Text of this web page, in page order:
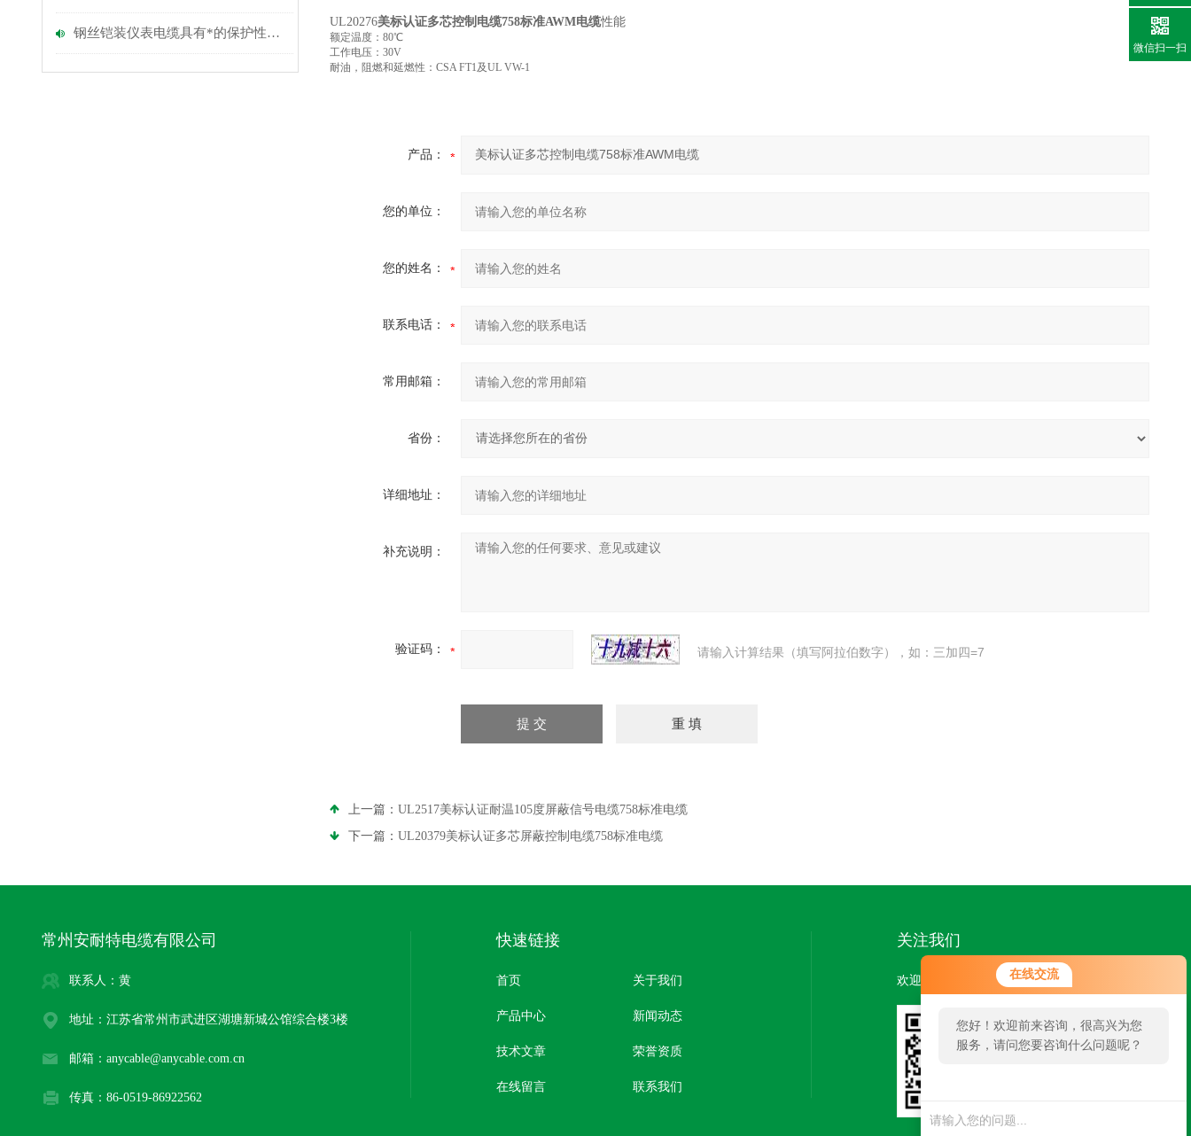
在线交流
您好！欢迎前来咨询，很高兴为您
服务，请问您要咨询什么问题呢？
钢丝铠装仪表电缆具有*的保护性能和适应环境的能力
UL20276美标认证多芯控制电缆758标准AWM电缆性能
额定温度： 80℃
工作电压： 30V
耐油，阻燃和延燃性： CSA FT1及UL VW-1
产品：
您的单位：
您的姓名：
联系电话：
常用邮箱：
省份：
详细地址：
补充说明：
验证码： 请输入计算结果（填写阿拉伯数字），如：三加四=7
上一篇： UL2517美标认证耐温105度屏蔽信号电缆758标准电缆
下一篇： UL20379美标认证多芯屏蔽控制电缆758标准电缆
常州安耐特电缆有限公司
联系人：黄
地址：江苏省常州市武进区湖塘新城公馆综合楼3楼
邮箱：anycable@anycable.com.cn
传真：86-0519-86922562
快速链接
首页 关于我们
产品中心 新闻动态
技术文章 荣誉资质
在线留言 联系我们
关注我们
欢迎您关注我们的微信公众号了解更多信息：
微信扫一扫